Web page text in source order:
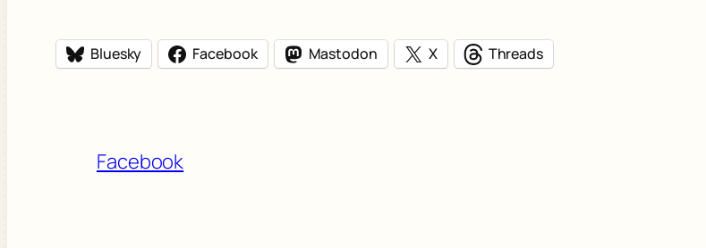
Bluesky Facebook Mastodon X Threads
Facebook